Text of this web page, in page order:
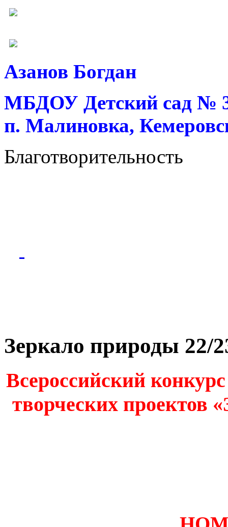
Азанов Богдан
МБДОУ Детский сад №
п. Малиновка,
Благотворительность
Зеркало природы 22/
Всероссийский
творческих проектов